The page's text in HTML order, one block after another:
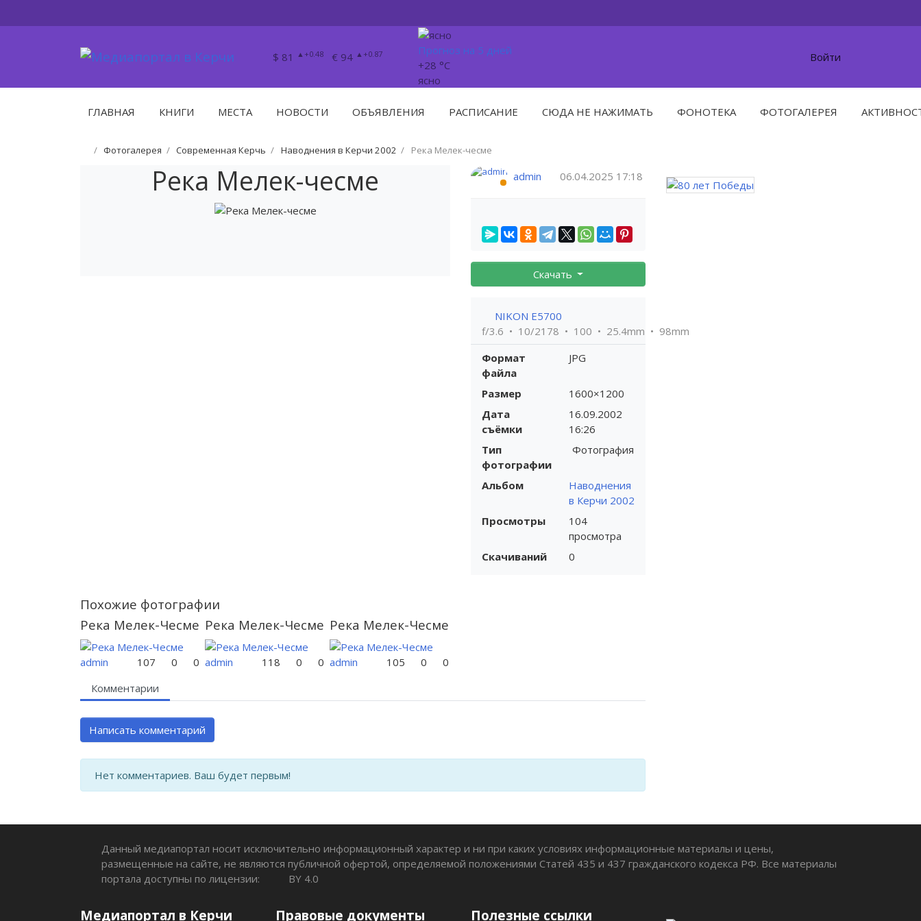
$ 81 ▲+0.48 € 94 ▲+0.87
Прогноз на 5 дней
+28 °C
ясно
Войти
ГЛАВНАЯ КНИГИ МЕСТА НОВОСТИ ОБЪЯВЛЕНИЯ РАСПИСАНИЕ СЮДА НЕ НАЖИМАТЬ ФОНОТЕКА ФОТОГАЛЕРЕЯ
Фотогалерея Современная Керчь Наводнения в Керчи 2002 Река Мелек-чесме
Река Мелек-чесме admin 06.04.2025 17:18
Скачать
NIKON E5700
f/3.6
10/2178 100 25.4mm
98mm
Формат
файла
JPG
Размер
1600×1200
Дата
съёмки
16.09.2002
16:26
Тип
фотографии
Фотография
Альбом
Наводнения
в Керчи 2002
Просмотры
104
просмотра
Скачиваний
0
Похожие фотографии
Река Мелек-Чесме
admin 107 0 0
Река Мелек-Чесме
admin 118 0 0
Река Мелек-Чесме
admin 105 0
0
Комментарии
Написать комментарий
Нет комментариев. Ваш будет первым!
Данный медиапортал носит исключительно информационный характер и ни при каких условиях информационные материалы и цены,
размещенные на сайте, не являются публичной офертой, определяемой положениями Статей 435 и 437 гражданского кодекса РФ. Все материалы
портала доступны по лицензии:
BY 4.0
Медиапортал в Керчи Правовые документы Полезные ссылки